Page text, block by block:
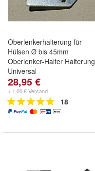
Oberlenkerhalterung für
Hülsen Ø bis 45mm
Oberlenker-Halter Halterung
Universal
28,95 €
+ 1,00 € Versand
18